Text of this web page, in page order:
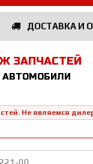
ДОСТАВКА И
ЗАПЧАСТЕЙ
АВТОМОБИЛИ
Не являемся